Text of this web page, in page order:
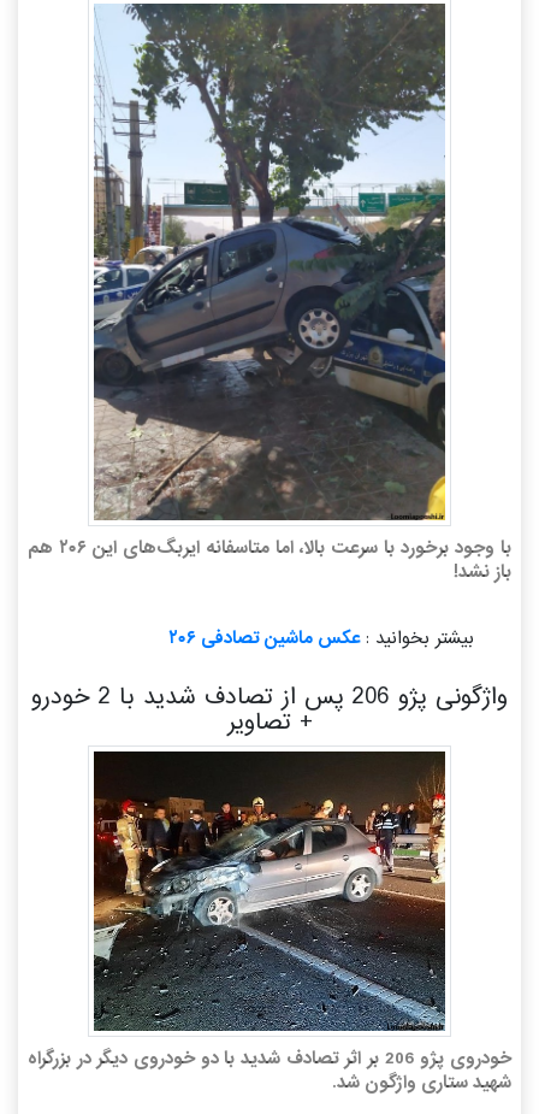
با وجود برخورد با سرعت بالا، اما متاسفانه ایربگ‌های این ۲۰۶ هم
باز نشد!
بیشتر بخوانید :عکس ماشین تصادفی ۲۰۶
واژگونی پژو 206 پس از تصادف شدید با 2 خودرو
+ تصاویر
خودروی پژو 206 بر اثر تصادف شدید با دو خودروی دیگر در بزرگراه
شهید ستاری واژگون شد.